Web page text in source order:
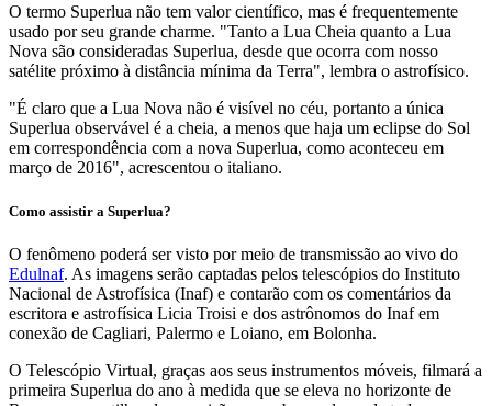
O termo Superlua não tem valor científico, mas é frequentemente
usado por seu grande charme. "Tanto a Lua Cheia quanto a Lua
Nova são consideradas Superlua, desde que ocorra com nosso
satélite próximo à distância mínima da Terra", lembra o astrofísico.
"É claro que a Lua Nova não é visível no céu, portanto a única
Superlua observável é a cheia, a menos que haja um eclipse do Sol
em correspondência com a nova Superlua, como aconteceu em
março de 2016", acrescentou o italiano.
Como assistir a Superlua?
O fenômeno poderá ser visto por meio de transmissão ao vivo do
Edulnaf. As imagens serão captadas pelos telescópios do Instituto
Nacional de Astrofísica (Inaf) e contarão com os comentários da
escritora e astrofísica Licia Troisi e dos astrônomos do Inaf em
conexão de Cagliari, Palermo e Loiano, em Bolonha.
O Telescópio Virtual, graças aos seus instrumentos móveis, filmará a
primeira Superlua do ano à medida que se eleva no horizonte de